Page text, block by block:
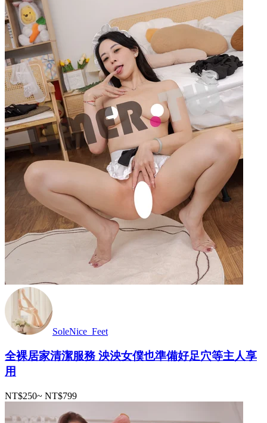
SoleNice_Feet
全裸居家清潔服務 泱泱女僕也準備好足穴等主人享
用
NT$250~ NT$799